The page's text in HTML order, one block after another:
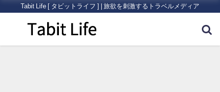
Tabit Life [ タビットライフ ] | 旅欲を刺激するトラベルメディア